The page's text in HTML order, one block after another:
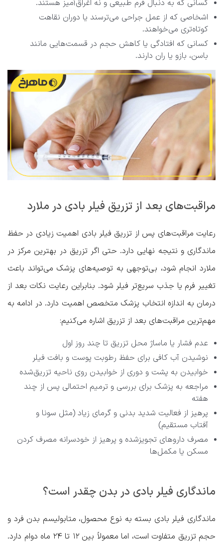
کسانی که به دنبال فرم طبیعی و نه اغراق‌آمیز هستند.
اشخاصی که از عمل جراحی می‌ترسند یا دوران نقاهت
کوتاه‌تری می‌خواهند.
کسانی که افتادگی یا کاهش حجم در قسمت‌هایی مانند
باسن، بازو یا ران دارند.
مراقبت‌های بعد از تزریق فیلر بادی در ملارد
رعایت مراقبت‌های پس از تزریق فیلر بادی اهمیت زیادی در حفظ
ماندگاری و نتیجه نهایی دارد. حتی اگر تزریق در بهترین مرکز در
ملارد انجام شود، بی‌توجهی به توصیه‌های پزشک می‌تواند باعث
تغییر فرم یا جذب سریع‌تر فیلر شود. بنابراین رعایت نکات بعد از
درمان به اندازه انتخاب پزشک متخصص اهمیت دارد. در ادامه به
مهم‌ترین مراقبت‌های بعد از تزریق اشاره می‌کنیم:
عدم فشار یا ماساژ محل تزریق تا چند روز اول
نوشیدن آب کافی برای حفظ رطوبت پوست و بافت فیلر
خوابیدن به پشت و دوری از خوابیدن روی ناحیه تزریق‌شده
مراجعه به پزشک برای بررسی و ترمیم احتمالی پس از چند
هفته
پرهیز از فعالیت شدید بدنی و گرمای زیاد (مثل سونا و
آفتاب مستقیم)
مصرف داروهای تجویز‌شده و پرهیز از خودسرانه مصرف کردن
مسکن یا مکمل‌ها
ماندگاری فیلر بادی در بدن چقدر است؟
ماندگاری فیلر بادی بسته به نوع محصول، متابولیسم بدن فرد و
حجم تزریق متفاوت است، اما معمولاً بین ۱۲ تا ۲۴ ماه دوام دارد.